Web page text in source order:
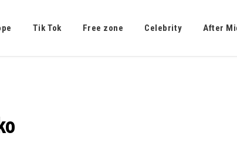
Tik Tok Free zone Celebrity After